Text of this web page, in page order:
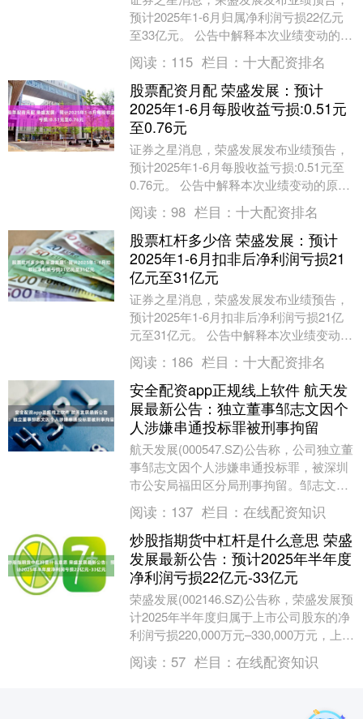
预计2025年1-6月归属净利润亏损22亿元
至33亿元。 公告中解释本次业绩变动的原
因为： 公司 2025 年半年度归属于上....
阅读： 115 栏目： 十大配资排名
股票配资月配 荣盛发展：预计
2025年1-6月每股收益亏损:0.51元
至0.76元
证券之星消息，荣盛发展发布业绩预告，
预计2025年1-6月每股收益亏损:0.51元至
0.76元。 公告中解释本次业绩变动的原因
为： 公司 2025 年半年度归属....
阅读： 98 栏目： 十大配资排名
股票杠杆多少倍 荣盛发展：预计
2025年1-6月扣非后净利润亏损21
亿元至31亿元
证券之星消息，荣盛发展发布业绩预告，
预计2025年1-6月扣非后净利润亏损21亿
元至31亿元。 公告中解释本次业绩变动的
原因为： 公司 2025 年半年度归属于....
阅读： 186 栏目： 十大配资排名
安全配资app正规线上软件 航天发
展最新公告：独立董事邹志文因个
人涉嫌串通投标罪被刑事拘留
航天发展(000547.SZ)公告称，公司独立董
事邹志文因个人涉嫌串通投标罪，被深圳
市公安局福田区分局刑事拘留。邹志文为
公司第十届董事会独立董事，不在公司担
任除....
阅读： 137 栏目： 在线配资知识
炒股指期货中杠杆是什么意思 荣盛
发展最新公告：预计2025年半年度
净利润亏损22亿元-33亿元
荣盛发展(002146.SZ)公告称，荣盛发展预
计2025年半年度归属于上市公司股东的净
利润亏损220,000万元–330,000万元，上年
同期亏损31,659....
阅读： 57 栏目： 在线配资知识